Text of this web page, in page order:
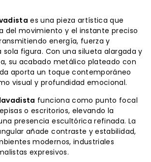
es una pieza artística que
del movimiento y el instante preciso
energía, fuerza y
sola figura. Con una silueta alargada y
su acabado metálico plateado con
aporta un toque contemporáneo
visual y profundidad emocional.
funciona como punto focal
o escritorios, elevando la
presencia escultórica refinada. La
añade contraste y estabilidad,
modernos, industriales
expresivos.